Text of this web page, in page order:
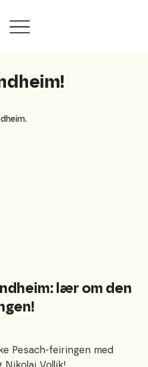
lær om den
Pesach-feiringen med